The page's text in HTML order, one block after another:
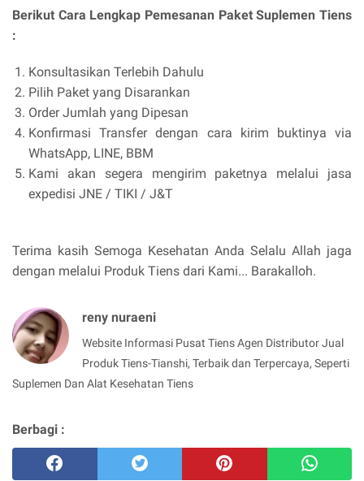
Berikut Cara Lengkap Pemesanan Paket Suplemen Tiens
:
Konsultasikan Terlebih Dahulu
Pilih Paket yang Disarankan
Order Jumlah yang Dipesan
Konfirmasi Transfer dengan cara kirim buktinya via
WhatsApp, LINE, BBM
Kami akan segera mengirim paketnya melalui jasa
expedisi JNE / TIKI / J&T
Terima kasih Semoga Kesehatan Anda Selalu Allah jaga
dengan melalui Produk Tiens dari Kami... Barakalloh.
reny nuraeni
Website Informasi Pusat Tiens Agen Distributor Jual
Produk Tiens-Tianshi, Terbaik dan Terpercaya, Seperti
Suplemen Dan Alat Kesehatan Tiens
Berbagi :